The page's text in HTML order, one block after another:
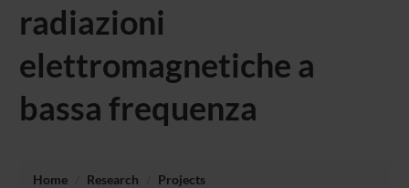
radiazioni
elettromagnetiche a
bassa frequenza
Home Research
Projects